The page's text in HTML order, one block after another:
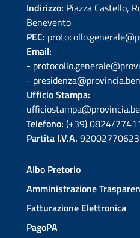
Indirizzo: Piazza Castello,
Benevento
PEC:
Email:
-
-
Ufficio Stampa:
Telefono: (+39) 0824/
Partita I.V.A. 92002770623
Albo Pretorio
Amministrazione
Fatturazione Elettronica
PagoPA